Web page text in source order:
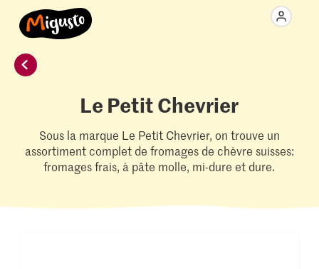
Le Petit Chevrier
Sous la marque Le Petit Chevrier, on trouve un
assortiment complet de fromages de chèvre suisses:
fromages frais, à pâte molle, mi-dure et dure.